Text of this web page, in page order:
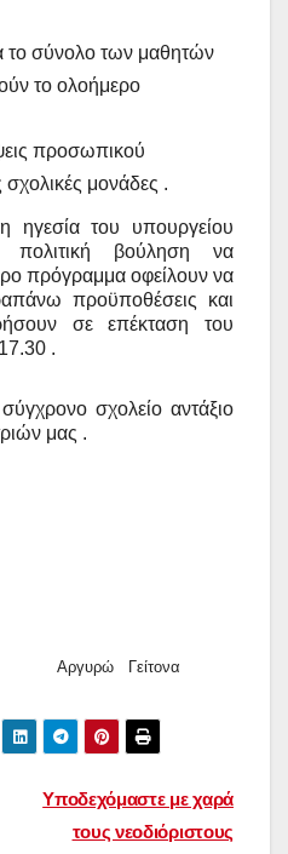
το σύνολο των μαθητών
το ολοήμερο
προσωπικού
σχολικές μονάδες .
του υπουργείου
πολιτική βούληση να
πρόγραμμα οφείλουν να
προϋποθέσεις και
σε επέκταση του
.
σχολείο αντάξιο
μας .
Υποδεχόμαστε με χαρά
τους νεοδιόριστους